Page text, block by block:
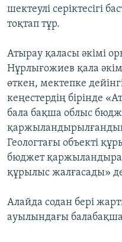
шектеулі серіктесігі
тоқтап тұр.
Атырау қаласы әкімі
Нұрлығожиев қала
өткен, мектепке
кеңестердің бірінде
бала бақша облыс
Геологтағы объекті
бюджет
құрылыс жалғасады»
Алайда содан бері
ауылындағы